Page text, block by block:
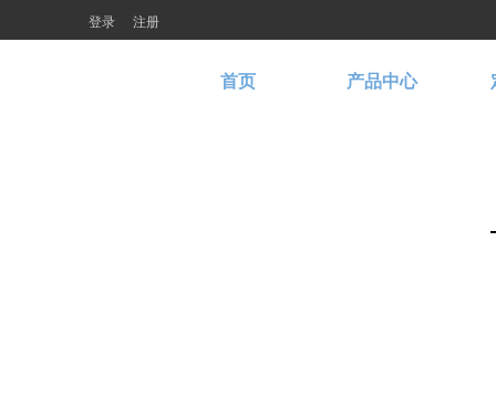
登录 注册
首页 产品中心